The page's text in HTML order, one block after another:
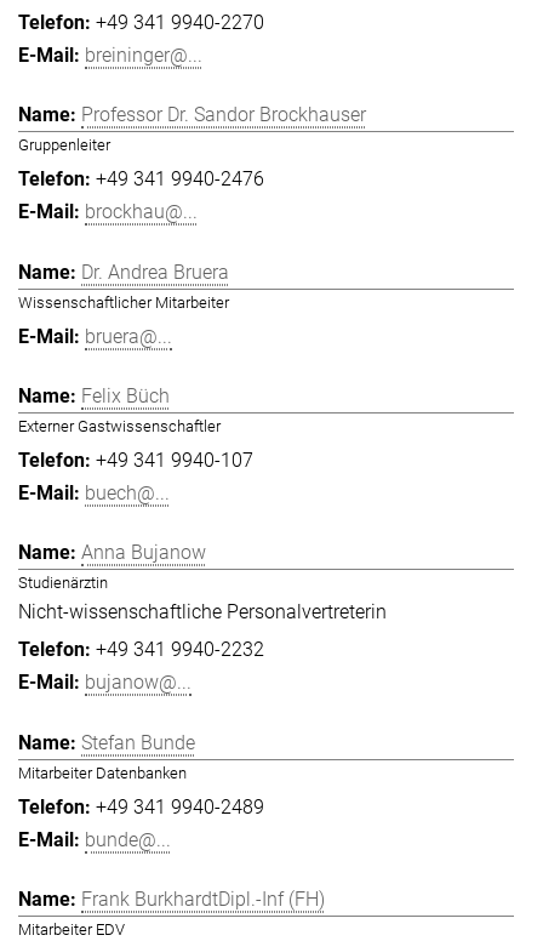
+49 341 9940-2270
breininger@...
Professor Dr. Sandor Brockhauser
Gruppenleiter
+49 341 9940-2476
brockhau@...
Dr. Andrea Bruera
Wissenschaftlicher Mitarbeiter
bruera@...
Felix Büch
Externer Gastwissenschaftler
+49 341 9940-107
buech@...
Anna Bujanow
Studienärztin
Nicht-wissenschaftliche Personalvertreterin
+49 341 9940-2232
bujanow@...
Stefan Bunde
Mitarbeiter Datenbanken
+49 341 9940-2489
bunde@...
Frank BurkhardtDipl.-Inf (FH)
Mitarbeiter EDV